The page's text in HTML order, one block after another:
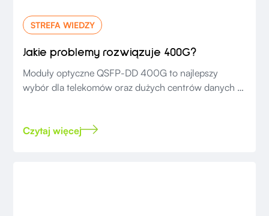
STREFA WIEDZY
Jakie problemy rozwiązuje 400G?
Moduły optyczne QSFP-DD 400G to najlepszy
wybór dla telekomów oraz dużych centrów danych o
Czytaj więcej